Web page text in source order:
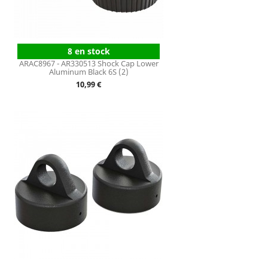
8 en stock
ARAC8967 - AR330513 Shock Cap Lower
Aluminum Black 6S (2)
Prix
10,99 €